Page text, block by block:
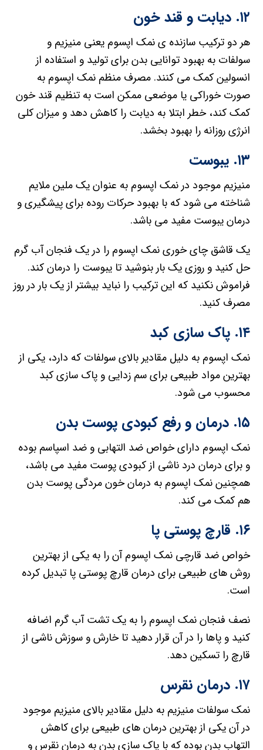
۱۲. دیابت و قند خون
هر دو ترکیب سازنده ی نمک اپسوم یعنی منیزیم و
سولفات به بهبود توانایی بدن برای تولید و استفاده از
انسولین کمک می کنند. مصرف منظم نمک اپسوم به
صورت خوراکی یا موضعی ممکن است به تنظیم قند خون
کمک کند، خطر ابتلا به دیابت را کاهش دهد و میزان کلی
انرژی روزانه را بهبود بخشد.
۱۳. یبوست
منیزیم موجود در نمک اپسوم به عنوان یک ملین ملایم
شناخته می شود که با بهبود حرکات روده برای پیشگیری و
درمان یبوست مفید می باشد.
یک قاشق چای خوری نمک اپسوم را در یک فنجان آب گرم
حل کنید و روزی یک بار بنوشید تا یبوست را درمان کند.
فراموش نکنید که این ترکیب را نباید بیشتر از یک بار در روز
مصرف کنید.
۱۴. پاک سازی کبد
نمک اپسوم به دلیل مقادیر بالای سولفات که دارد، یکی از
بهترین مواد طبیعی برای سم زدایی و پاک سازی کبد
محسوب می شود.
۱۵. درمان و رفع کبودی پوست بدن
نمک اپسوم دارای خواص ضد التهابی و ضد اسپاسم بوده
و برای درمان درد ناشی از کبودی پوست مفید می باشد،
همچنین نمک اپسوم به درمان خون مردگی پوست بدن
هم کمک می کند.
۱۶. قارچ پوستی پا
خواص ضد قارچی نمک اپسوم آن را به یکی از بهترین
روش های طبیعی برای درمان قارچ پوستی پا تبدیل کرده
است.
نصف فنجان نمک اپسوم را به یک تشت آب گرم اضافه
کنید و پاها را در آن قرار دهید تا خارش و سوزش ناشی از
قارچ را تسکین دهد.
۱۷. درمان نقرس
نمک سولفات منیزیم به دلیل مقادیر بالای منیزیم موجود
در آن یکی از بهترین درمان های طبیعی برای کاهش
التهاب بدن بوده که با پاک سازی بدن به درمان نقرس و